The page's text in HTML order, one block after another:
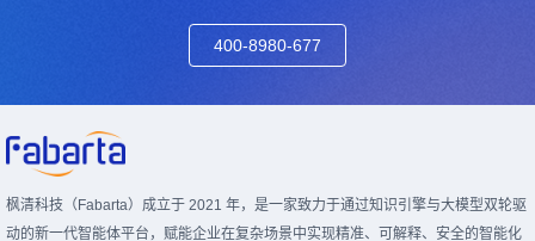
400-8980-677
枫清科技（Fabarta）成立于 2021 年，是一家致力于通过知识引擎与大模型双轮驱
动的新一代智能体平台，赋能企业在复杂场景中实现精准、可解释、安全的智能化